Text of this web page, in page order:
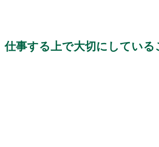
仕事する上で大切にしている